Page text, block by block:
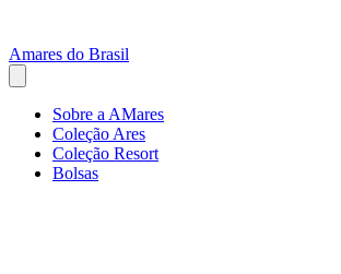
Amares do Brasil
Sobre a AMares
Coleção Ares
Coleção Resort
Bolsas